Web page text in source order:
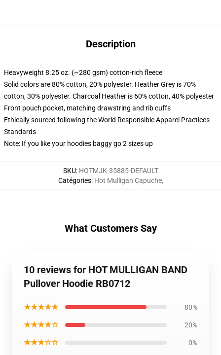
Description
Heavyweight 8.25 oz. (~280 gsm) cotton-rich fleece
Solid colors are 80% cotton, 20% polyester. Heather Grey is 70%
cotton, 30% polyester. Charcoal Heather is 60% cotton, 40% polyester
Front pouch pocket, matching drawstring and rib cuffs
Ethically sourced following the World Responsible Apparel Practices
Standards
Note: If you like your hoodies baggy go 2 sizes up
SKU: HOTMJK-35885-DEFAULT
Catégories: Hot Mulligan Capuche,
What Customers Say
10 reviews for HOT MULLIGAN BAND
Pullover Hoodie RB0712
★★★★★ 80%
★★★★☆ 20%
★★★☆☆ 0%